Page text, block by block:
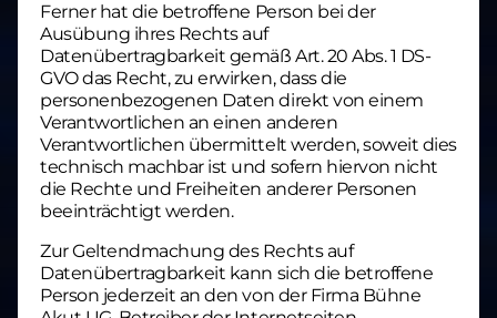
Ferner hat die betroffene Person bei der
Ausübung ihres Rechts auf
Datenübertragbarkeit gemäß Art. 20 Abs. 1 DS-
GVO das Recht, zu erwirken, dass die
personenbezogenen Daten direkt von einem
Verantwortlichen an einen anderen
Verantwortlichen übermittelt werden, soweit dies
technisch machbar ist und sofern hiervon nicht
die Rechte und Freiheiten anderer Personen
beeinträchtigt werden.
Zur Geltendmachung des Rechts auf
Datenübertragbarkeit kann sich die betroffene
Person jederzeit an den von der Firma Bühne